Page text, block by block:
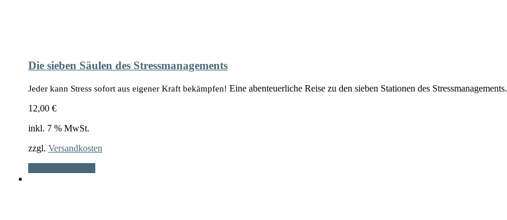
Die sieben Säulen des Stressmanagements
Jeder kann Stress sofort aus eigener Kraft bekämpfen! Eine abenteuerliche Reise zu den sieben Stationen des Stressmanagements.
12,00 €
inkl. 7 % MwSt.
zzgl. Versandkosten